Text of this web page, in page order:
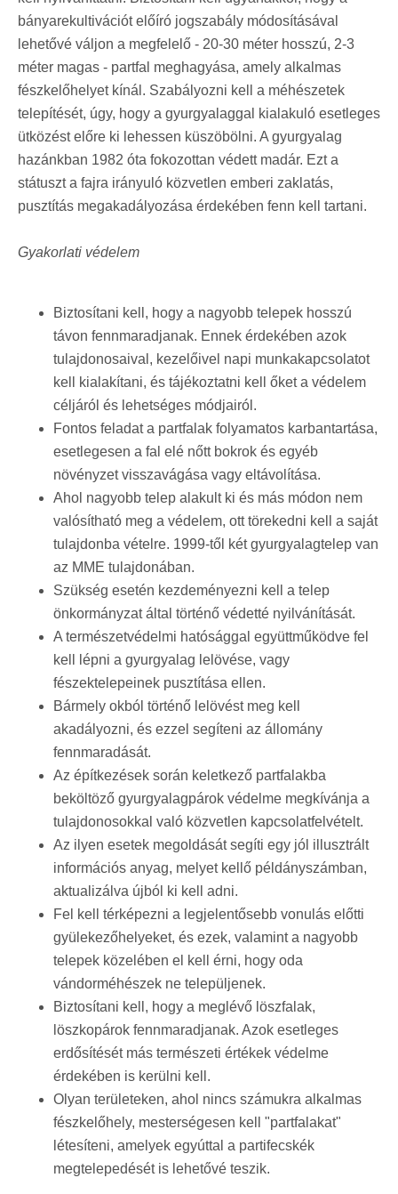
bányarekultivációt előíró jogszabály módosításával
lehetővé váljon a megfelelő - 20-30 méter hosszú, 2-3
méter magas - partfal meghagyása, amely alkalmas
fészkelőhelyet kínál. Szabályozni kell a méhészetek
telepítését, úgy, hogy a gyurgyalaggal kialakuló esetleges
ütközést előre ki lehessen küszöbölni. A gyurgyalag
hazánkban 1982 óta fokozottan védett madár. Ezt a
státuszt a fajra irányuló közvetlen emberi zaklatás,
pusztítás megakadályozása érdekében fenn kell tartani.
Gyakorlati védelem
Biztosítani kell, hogy a nagyobb telepek hosszú
távon fennmaradjanak. Ennek érdekében azok
tulajdonosaival, kezelőivel napi munkakapcsolatot
kell kialakítani, és tájékoztatni kell őket a védelem
céljáról és lehetséges módjairól.
Fontos feladat a partfalak folyamatos karbantartása,
esetlegesen a fal elé nőtt bokrok és egyéb
növényzet visszavágása vagy eltávolítása.
Ahol nagyobb telep alakult ki és más módon nem
valósítható meg a védelem, ott törekedni kell a saját
tulajdonba vételre. 1999-től két gyurgyalagtelep van
az MME tulajdonában.
Szükség esetén kezdeményezni kell a telep
önkormányzat által történő védetté nyilvánítását.
A természetvédelmi hatósággal együttműködve fel
kell lépni a gyurgyalag lelövése, vagy
fészektelepeinek pusztítása ellen.
Bármely okból történő lelövést meg kell
akadályozni, és ezzel segíteni az állomány
fennmaradását.
Az építkezések során keletkező partfalakba
beköltöző gyurgyalagpárok védelme megkívánja a
tulajdonosokkal való közvetlen kapcsolatfelvételt.
Az ilyen esetek megoldását segíti egy jól illusztrált
információs anyag, melyet kellő példányszámban,
aktualizálva újból ki kell adni.
Fel kell térképezni a legjelentősebb vonulás előtti
gyülekezőhelyeket, és ezek, valamint a nagyobb
telepek közelében el kell érni, hogy oda
vándorméhészek ne települjenek.
Biztosítani kell, hogy a meglévő löszfalak,
löszkopárok fennmaradjanak. Azok esetleges
erdősítését más természeti értékek védelme
érdekében is kerülni kell.
Olyan területeken, ahol nincs számukra alkalmas
fészkelőhely, mesterségesen kell "partfalakat"
létesíteni, amelyek egyúttal a partifecskék
megtelepedését is lehetővé teszik.